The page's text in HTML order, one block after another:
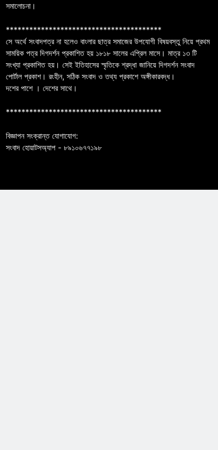
সমালোচনা।
****************************************
সে অর্থে সংবাদপত্র না হলেও বাংলার ছাত্র সমাজের উপযোগী বিষয়বস্তু নিয়ে প্রথম
সাময়িক পত্র দিগদর্শন প্রকাশিত হয় ১৮১৮ সালের এপ্রিল মাসে। মাত্র ১৩ টি
সংখ্যা প্রকাশিত হয়। সেই ইতিহাসের স্মৃতিকে শ্রদ্ধা জানিয়ে দিগদর্শন সংবাদ
পোর্টাল প্রকাশ। রংহীন, সঠিক সংবাদ ও তথ্য প্রকাশে অঙ্গীকারবদ্ধ।
দশের পাশে । দেশের সাথে।
****************************************
বিজ্ঞাপন সংক্রান্ত যোগাযোগ:
সংবাদ হোয়াটসঅ্যাপ - ৮৯১০৬৭৭১৯৮